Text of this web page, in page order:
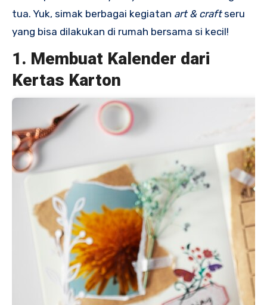
tua. Yuk, simak berbagai kegiatan art & craftseru
yang bisa dilakukan di rumah bersama si kecil!
1. Membuat Kalender dari
Kertas Karton